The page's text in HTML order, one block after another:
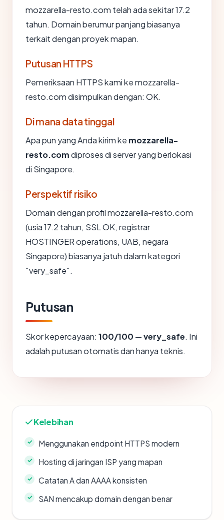
mozzarella-resto.com telah ada sekitar 17.2
tahun. Domain berumur panjang biasanya
terkait dengan proyek mapan.
Putusan HTTPS
Pemeriksaan HTTPS kami ke mozzarella-
resto.com disimpulkan dengan: OK.
Di mana data tinggal
Apa pun yang Anda kirim ke mozzarella-
resto.comdiproses di server yang berlokasi
di Singapore.
Perspektif risiko
Domain dengan profil mozzarella-resto.com
(usia 17.2 tahun, SSL OK, registrar
HOSTINGER operations, UAB, negara
Singapore) biasanya jatuh dalam kategori
"very_safe".
Putusan
Skor kepercayaan: 100/100 —very_safe. Ini
adalah putusan otomatis dan hanya teknis.
Kelebihan
Menggunakan endpoint HTTPS modern
Hosting di jaringan ISP yang mapan
Catatan A dan AAAA konsisten
SAN mencakup domain dengan benar